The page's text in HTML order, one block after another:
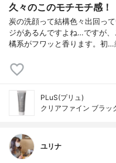
久々のこのモチモチ感！
炭の洗顔って結構色々出回っ
ジがあるんですよね…ですが
橘系がフワッと香ります。初…
PLuS(プリュ)
クリアファイン ブラッ
ユリナ